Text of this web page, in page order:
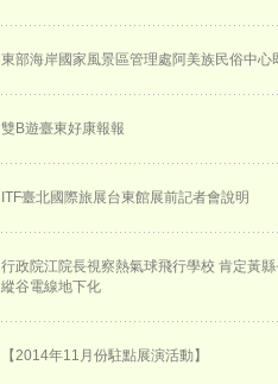
東部海岸國家風景區管理處阿美族民俗中
雙B遊臺東好康報報
ITF臺北國際旅展台東館展前記者會說明
行政院江院長視察熱氣球飛行學校 肯定黃
縱谷電線地下化
【2014年11月份駐點展演活動】